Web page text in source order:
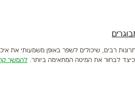
רבים, שיכולים לשפר באופן משמעותי את
כיצד לבחור את המיטה המתאימה ביותר. להמשך